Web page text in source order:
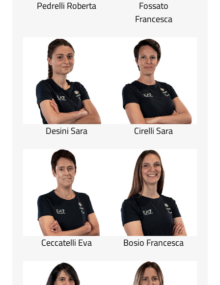
Pedrelli Roberta
Fossato
Francesca
Desini Sara Cirelli Sara
Ceccatelli Eva Bosio Francesca